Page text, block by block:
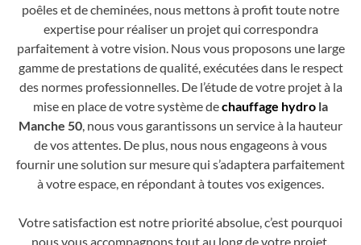
poêles et de cheminées, nous mettons à profit toute notre
expertise pour réaliser un projet qui correspondra
parfaitement à votre vision. Nous vous proposons une large
gamme de prestations de qualité, exécutées dans le respect
des normes professionnelles. De l’étude de votre projet à la
mise en place de votre système dechauffage hydro la
Manche 50 , nous vous garantissons un service à la hauteur
de vos attentes. De plus, nous nous engageons à vous
fournir une solution sur mesure qui s’adaptera parfaitement
à votre espace, en répondant à toutes vos exigences.
Votre satisfaction est notre priorité absolue, c’est pourquoi
nous vous accompagnons tout au long de votre projet.